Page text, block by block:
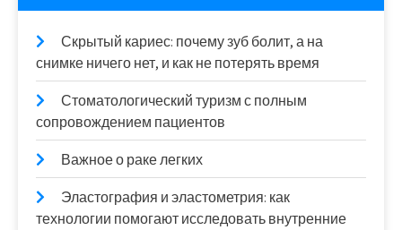
Скрытый кариес: почему зуб болит, а на
снимке ничего нет, и как не потерять время
Стоматологический туризм с полным
сопровождением пациентов
Важное о раке легких
Эластография и эластометрия: как
технологии помогают исследовать внутренние